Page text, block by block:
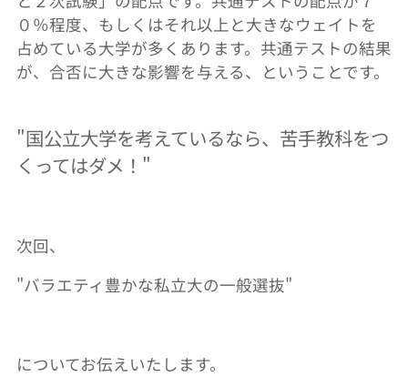
０％程度、もしくはそれ以上と大きなウェイトを
占めている大学が多くあります。共通テストの結果
が、合否に大きな影響を与える、ということです。
"国公立大学を考えているなら、苦手教科をつ
くってはダメ！ "
次回、
"バラエティ豊かな私立大の一般選抜"
についてお伝えいたします。